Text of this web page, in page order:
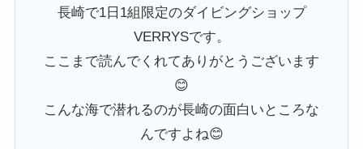
長崎で1日1組限定のダイビングショップ
VERRYSです。
ここまで読んでくれてありがとうございます
😊
こんな海で潜れるのが長崎の面白いところな
んですよね😊